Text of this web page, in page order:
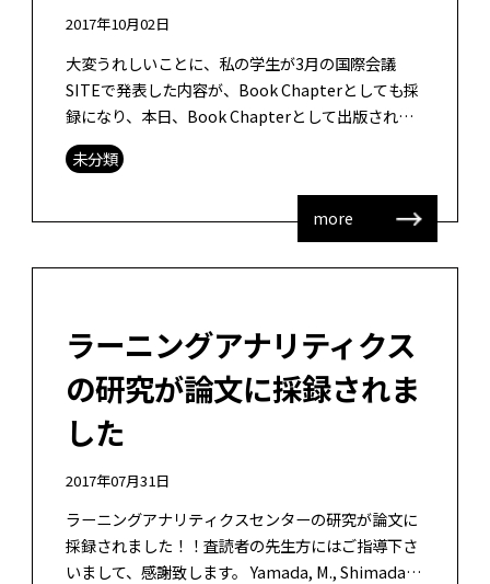
2017年10月02日
大変うれしいことに、私の学生が3月の国際会議
SITEで発表した内容が、Book Chapterとしても採
録になり、本日、Book Chapterとして出版された
との連絡を受けました。地理データを用いた英単語
学習のデザイン […]
未分類
more
ラーニングアナリティクス
の研究が論文に採録されま
した
2017年07月31日
ラーニングアナリティクスセンターの研究が論文に
採録されました！！査読者の先生方にはご指導下さ
いまして、感謝致します。 Yamada, M., Shimada,